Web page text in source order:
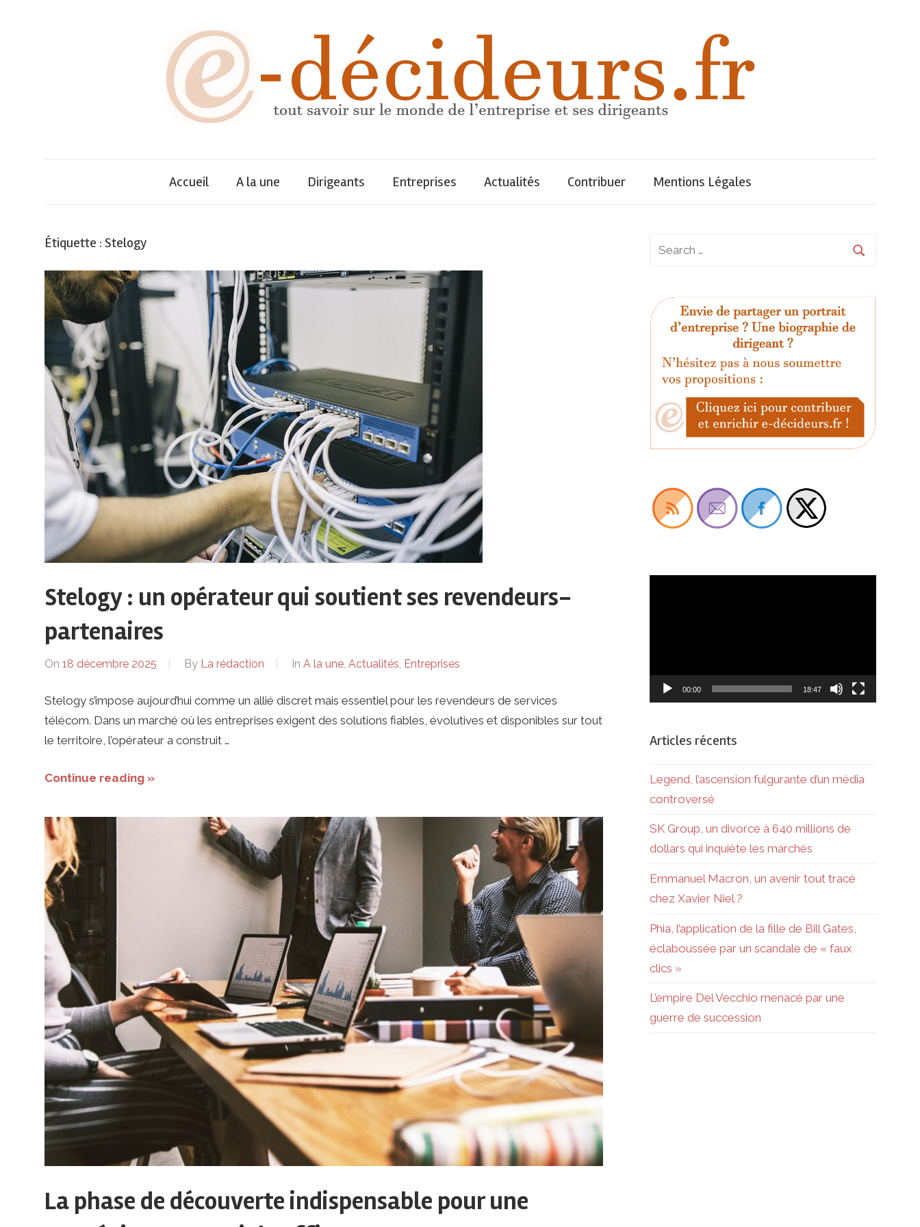
tout
savoir
sur
le
monde
de
lentreprise
et
ses
dirigeants
de
dirigeants
Accueil A la une Dirigeants Entreprises Actualités Contribuer Mentions Légales
Étiquette : Stelogy
Stelogy : un opérateur qui soutient ses revendeurs-
partenaires
On 18 décembre 2025 By La rédaction In A la une, Actualités, Entreprises
Stelogy s’impose aujourd’hui comme un allié discret mais essentiel pour les revendeurs de services
télécom. Dans un marché où les entreprises exigent des solutions fiables, évolutives et disponibles sur tout
le territoire, l’opérateur a construit …
Continue reading »
La phase de découverte indispensable pour une
00:00 18:47
Articles récents
Legend, l’ascension fulgurante d’un média
controversé
SK Group, un divorce à 640 millions de
dollars qui inquiète les marchés
Emmanuel Macron, un avenir tout tracé
chez Xavier Niel ?
Phia, l’application de la fille de Bill Gates,
éclaboussée par un scandale de « faux
clics »
L’empire Del Vecchio menacé par une
guerre de succession